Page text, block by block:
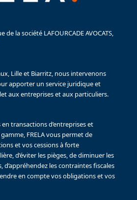
de la société LAFOURCADE AVOCATS,
Lille et Biarritz, nous intervenons
apporter un service juridique et
aux entreprises et aux particuliers.
transactions d’entreprises et
FRELA vous permet de
et vos cessions à forte
d’éviter les pièges, de diminuer les
d’appréhendez les contraintes fiscales
en compte vos obligations et vos